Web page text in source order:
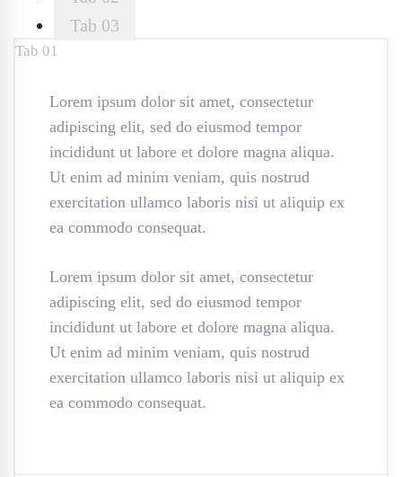
Tab 03
Tab 01
Lorem ipsum dolor sit amet, consectetur
adipiscing elit, sed do eiusmod tempor
incididunt ut labore et dolore magna aliqua.
Ut enim ad minim veniam, quis nostrud
exercitation ullamco laboris nisi ut aliquip ex
ea commodo consequat.
Lorem ipsum dolor sit amet, consectetur
adipiscing elit, sed do eiusmod tempor
incididunt ut labore et dolore magna aliqua.
Ut enim ad minim veniam, quis nostrud
exercitation ullamco laboris nisi ut aliquip ex
ea commodo consequat.